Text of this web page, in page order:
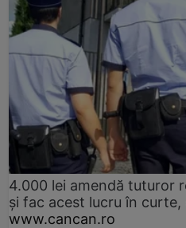
4.000 lei amendă tuturor
și fac acest lucru în
www.cancan.ro